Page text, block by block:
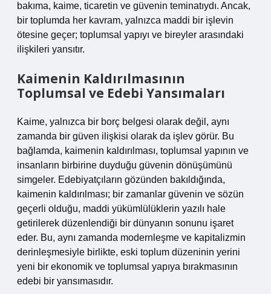
bakıma, kaime, ticaretin ve güvenin teminatıydı. Ancak,
bir toplumda her kavram, yalnızca maddi bir işlevin
ötesine geçer; toplumsal yapıyı ve bireyler arasındaki
ilişkileri yansıtır.
Kaimenin Kaldırılmasının
Toplumsal ve Edebi Yansımaları
Kaime, yalnızca bir borç belgesi olarak değil, aynı
zamanda bir güven ilişkisi olarak da işlev görür. Bu
bağlamda, kaimenin kaldırılması, toplumsal yapının ve
insanların birbirine duyduğu güvenin dönüşümünü
simgeler. Edebiyatçıların gözünden bakıldığında,
kaimenin kaldırılması; bir zamanlar güvenin ve sözün
geçerli olduğu, maddi yükümlülüklerin yazılı hale
getirilerek düzenlendiği bir dünyanın sonunu işaret
eder. Bu, aynı zamanda modernleşme ve kapitalizmin
derinleşmesiyle birlikte, eski toplum düzeninin yerini
yeni bir ekonomik ve toplumsal yapıya bırakmasının
edebi bir yansımasıdır.